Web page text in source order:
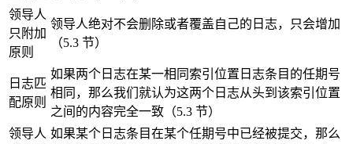
领导人
只附加
原则
领导人绝对不会删除或者覆盖自己的日志，只会增加
（5.3 节）
日志匹
配原则
如果两个日志在某一相同索引位置日志条目的任期号
相同，那么我们就认为这两个日志从头到该索引位置
之间的内容完全一致（5.3 节）
领导人 如果某个日志条目在某个任期号中已经被提交，那么